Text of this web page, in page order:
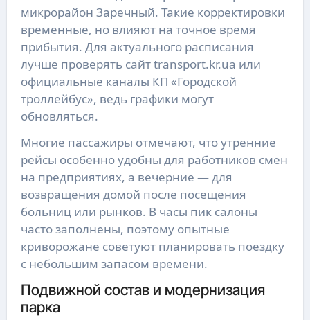
микрорайон Заречный. Такие корректировки
временные, но влияют на точное время
прибытия. Для актуального расписания
лучше проверять сайт transport.kr.ua или
официальные каналы КП «Городской
троллейбус», ведь графики могут
обновляться.
Многие пассажиры отмечают, что утренние
рейсы особенно удобны для работников смен
на предприятиях, а вечерние — для
возвращения домой после посещения
больниц или рынков. В часы пик салоны
часто заполнены, поэтому опытные
криворожане советуют планировать поездку
с небольшим запасом времени.
Подвижной состав и модернизация
парка